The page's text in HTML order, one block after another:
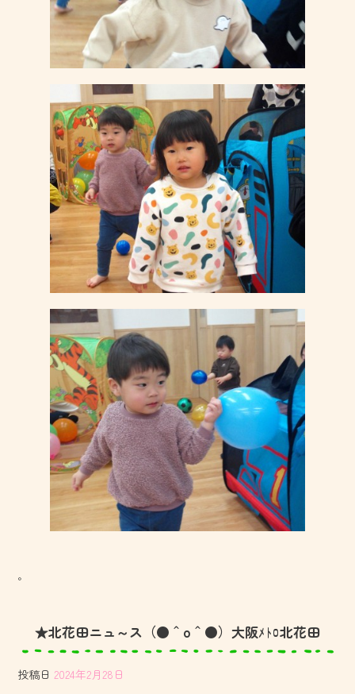
。
★北花田ニュ～ス（●＾o＾●）大阪ﾒﾄﾛ北花田
投稿日 2024年2月28日